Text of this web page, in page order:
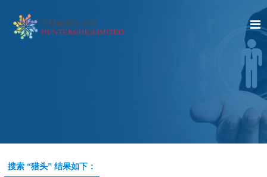
搜索 “猎头” 结果如下：